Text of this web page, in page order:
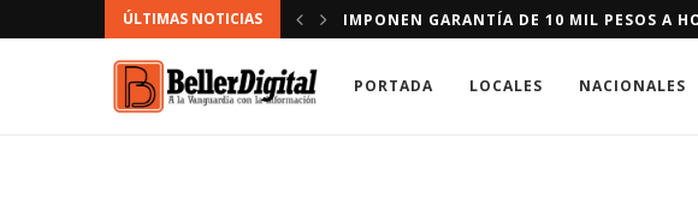
ÚLTIMAS NOTICIAS
VÍA CONTRARIA DOMINICANOS A LOS QUE SE LES NIEGUE
PORTADA LOCALES NACIONALES